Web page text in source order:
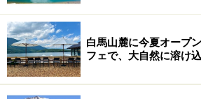
白馬山麓に今夏オープ
フェで、大自然に溶け